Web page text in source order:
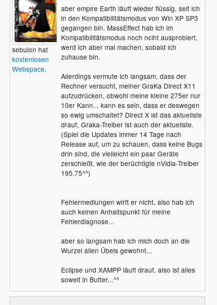
sebulon hat
kostenlosen
Webspace.
aber empire Earth läuft wieder flüssig, seit ich
in den Kompatibilitätsmodus von Win XP SP3
gegangen bin. MassEffect hab ich im
Kompatibilitätsmodus noch nciht ausprobiert,
werd ich aber mal machen, sobald ich
zuhause bin.
Allerdings vermute ich langsam, dass der
Rechner versucht, meiner GraKa Direct X11
aufzudrücken, obwohl meine kleine 275er nur
10er Kann... kann es sein, dass er deswegen
so ewig umschaltet? Direct X ist das aktuellste
drauf, Graka-Treiber ist auch der aktuellste.
(Spiel die Updates immer 14 Tage nach
Release auf, um zu schauen, dass keine Bugs
drin sind, die vielleicht ein paar Geräte
zerschießt, wie der berüchtigte nVidia-Treiber
195.75^^)
Fehlermedlungen wirft er nicht, also hab ich
auch keinen Anhaltspunkt für meine
Fehlerdiagnose...
aber so langsam hab ich mich doch an die
Wurzel allen Übels gewohnt...
Eclipse und XAMPP läuft drauf, also ist alles
soweit in Butter...^^